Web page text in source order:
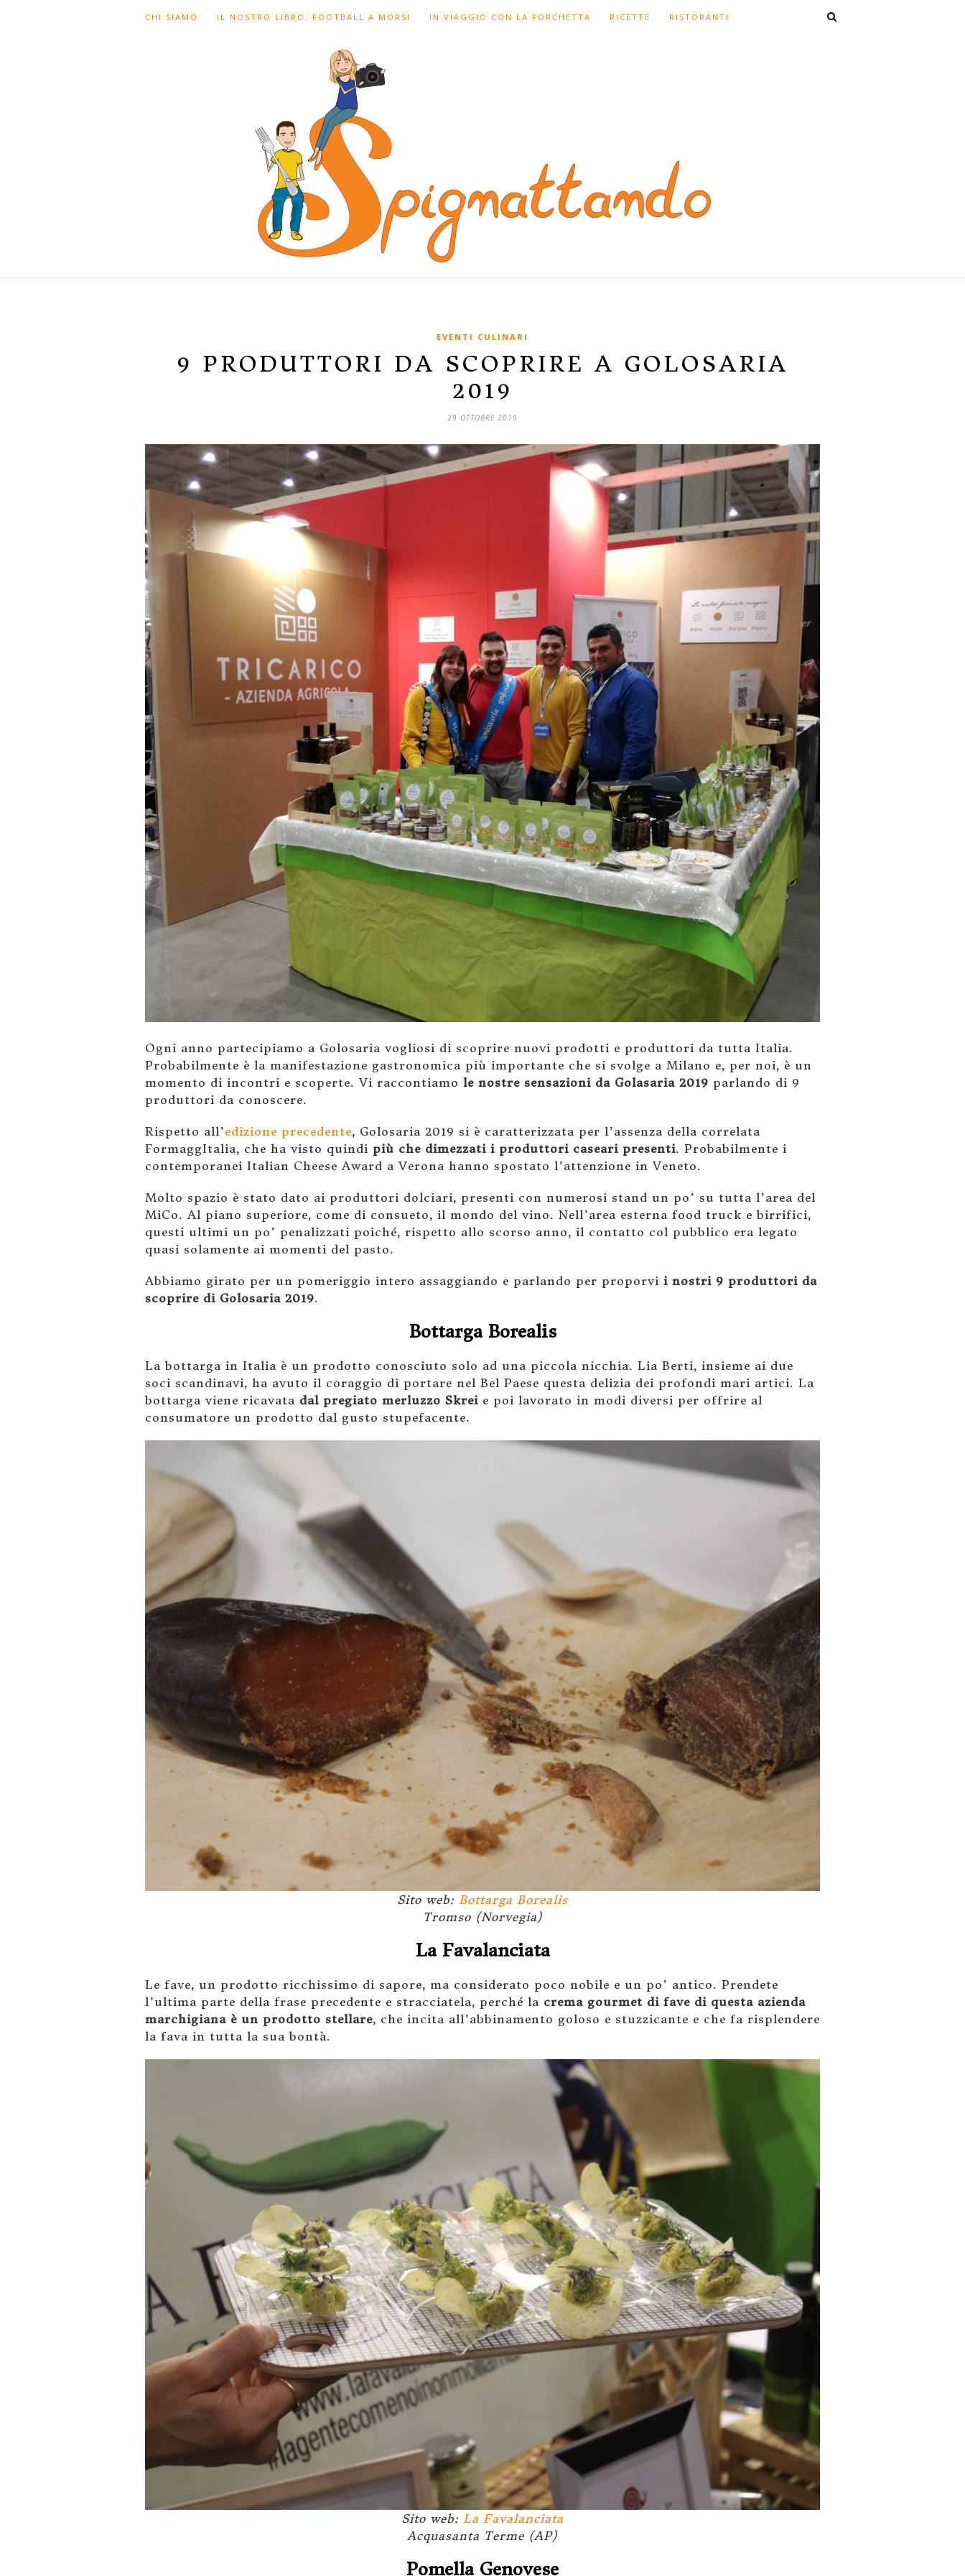
CHI SIAMO IL NOSTRO LIBRO: FOOTBALL A MORSI IN VIAGGIO CON LA FORCHETTA RICETTE RISTORANTI
EVENTI CULINARI
9 PRODUTTORI DA SCOPRIRE A GOLOSARIA
2019
29 OTTOBRE 2019
Ogni anno partecipiamo a Golosaria vogliosi di scoprire nuovi prodotti e produttori da tutta Italia.
Probabilmente è la manifestazione gastronomica più importante che si svolge a Milano e, per noi, è un
momento di incontri e scoperte. Vi raccontiamo le nostre sensazioni da Golasaria 2019 parlando di 9
produttori da conoscere.
Rispetto all’edizione precedente, Golosaria 2019 si è caratterizzata per l’assenza della correlata
FormaggItalia, che ha visto quindi più che dimezzati i produttori caseari presenti. Probabilmente i
contemporanei Italian Cheese Award a Verona hanno spostato l’attenzione in Veneto.
Molto spazio è stato dato ai produttori dolciari, presenti con numerosi stand un po’ su tutta l’area del
MiCo. Al piano superiore, come di consueto, il mondo del vino. Nell’area esterna food truck e birrifici,
questi ultimi un po’ penalizzati poiché, rispetto allo scorso anno, il contatto col pubblico era legato
quasi solamente ai momenti del pasto.
Abbiamo girato per un pomeriggio intero assaggiando e parlando per proporvi i nostri 9 produttori da
scoprire di Golosaria 2019.
Bottarga Borealis
La bottarga in Italia è un prodotto conosciuto solo ad una piccola nicchia. Lia Berti, insieme ai due
soci scandinavi, ha avuto il coraggio di portare nel Bel Paese questa delizia dei profondi mari artici. La
bottarga viene ricavata dal pregiato merluzzo Skrei e poi lavorato in modi diversi per offrire al
consumatore un prodotto dal gusto stupefacente.
Sito web: Bottarga Borealis
Tromso (Norvegia)
La Favalanciata
Le fave, un prodotto ricchissimo di sapore, ma considerato poco nobile e un po’ antico. Prendete
l’ultima parte della frase precedente e stracciatela, perché la crema gourmet di fave di questa azienda
marchigiana è un prodotto stellare, che incita all’abbinamento goloso e stuzzicante e che fa risplendere
la fava in tutta la sua bontà.
Sito web: La Favalanciata
Acquasanta Terme (AP)
Pomella Genovese